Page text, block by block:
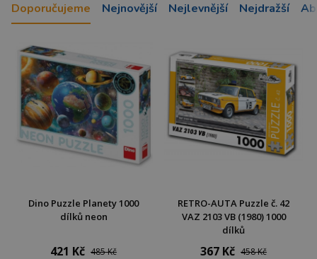
Doporučujeme Nejnovější Nejlevnější Nejdražší
Dino Puzzle Planety 1000
dílků neon
421 Kč 485 Kč
RETRO-AUTA Puzzle č. 42
VAZ 2103 VB (1980) 1000
dílků
367 Kč 458 Kč